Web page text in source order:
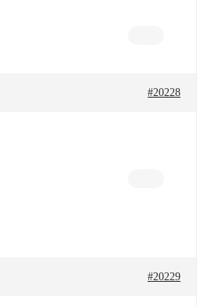
#20228
#20229